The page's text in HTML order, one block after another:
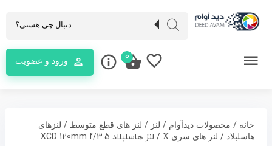
ورود و عضویت 0
خانه / محصولات دیدآوام / لنز / لنز های قطع متوسط / لنزهای
هاسلبلاد/ لنز های سری X / لنز هاسلبلاد XCD 120mm f/3.5